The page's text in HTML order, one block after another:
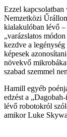
Ezzel
Nemzetközi
kialakulóban lévő
„varázslatos
kezdve a
képesek
növekvő
szabad szemmel
Hamill egyéb
edzést a
lévő robotokról
amikor Luke